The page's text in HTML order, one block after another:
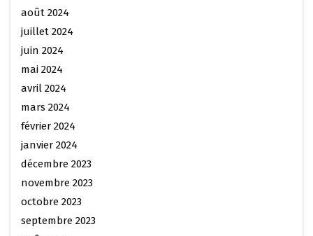
août 2024
juillet 2024
juin 2024
mai 2024
avril 2024
mars 2024
février 2024
janvier 2024
décembre 2023
novembre 2023
octobre 2023
septembre 2023